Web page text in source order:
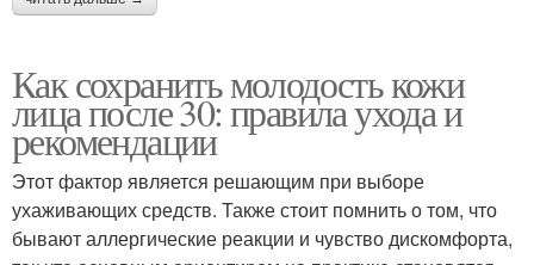
Как сохранить молодость кожи
лица после 30: правила ухода и
рекомендации
Этот фактор является решающим при выборе
ухаживающих средств. Также стоит помнить о том, что
бывают аллергические реакции и чувство дискомфорта,